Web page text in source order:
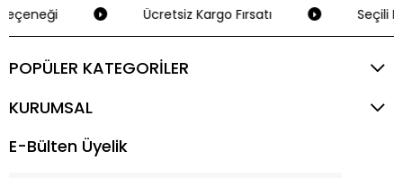
Ücretsiz Kargo Fırsatı Seçili
POPÜLER KATEGORİLER
KURUMSAL
E-Bülten Üyelik